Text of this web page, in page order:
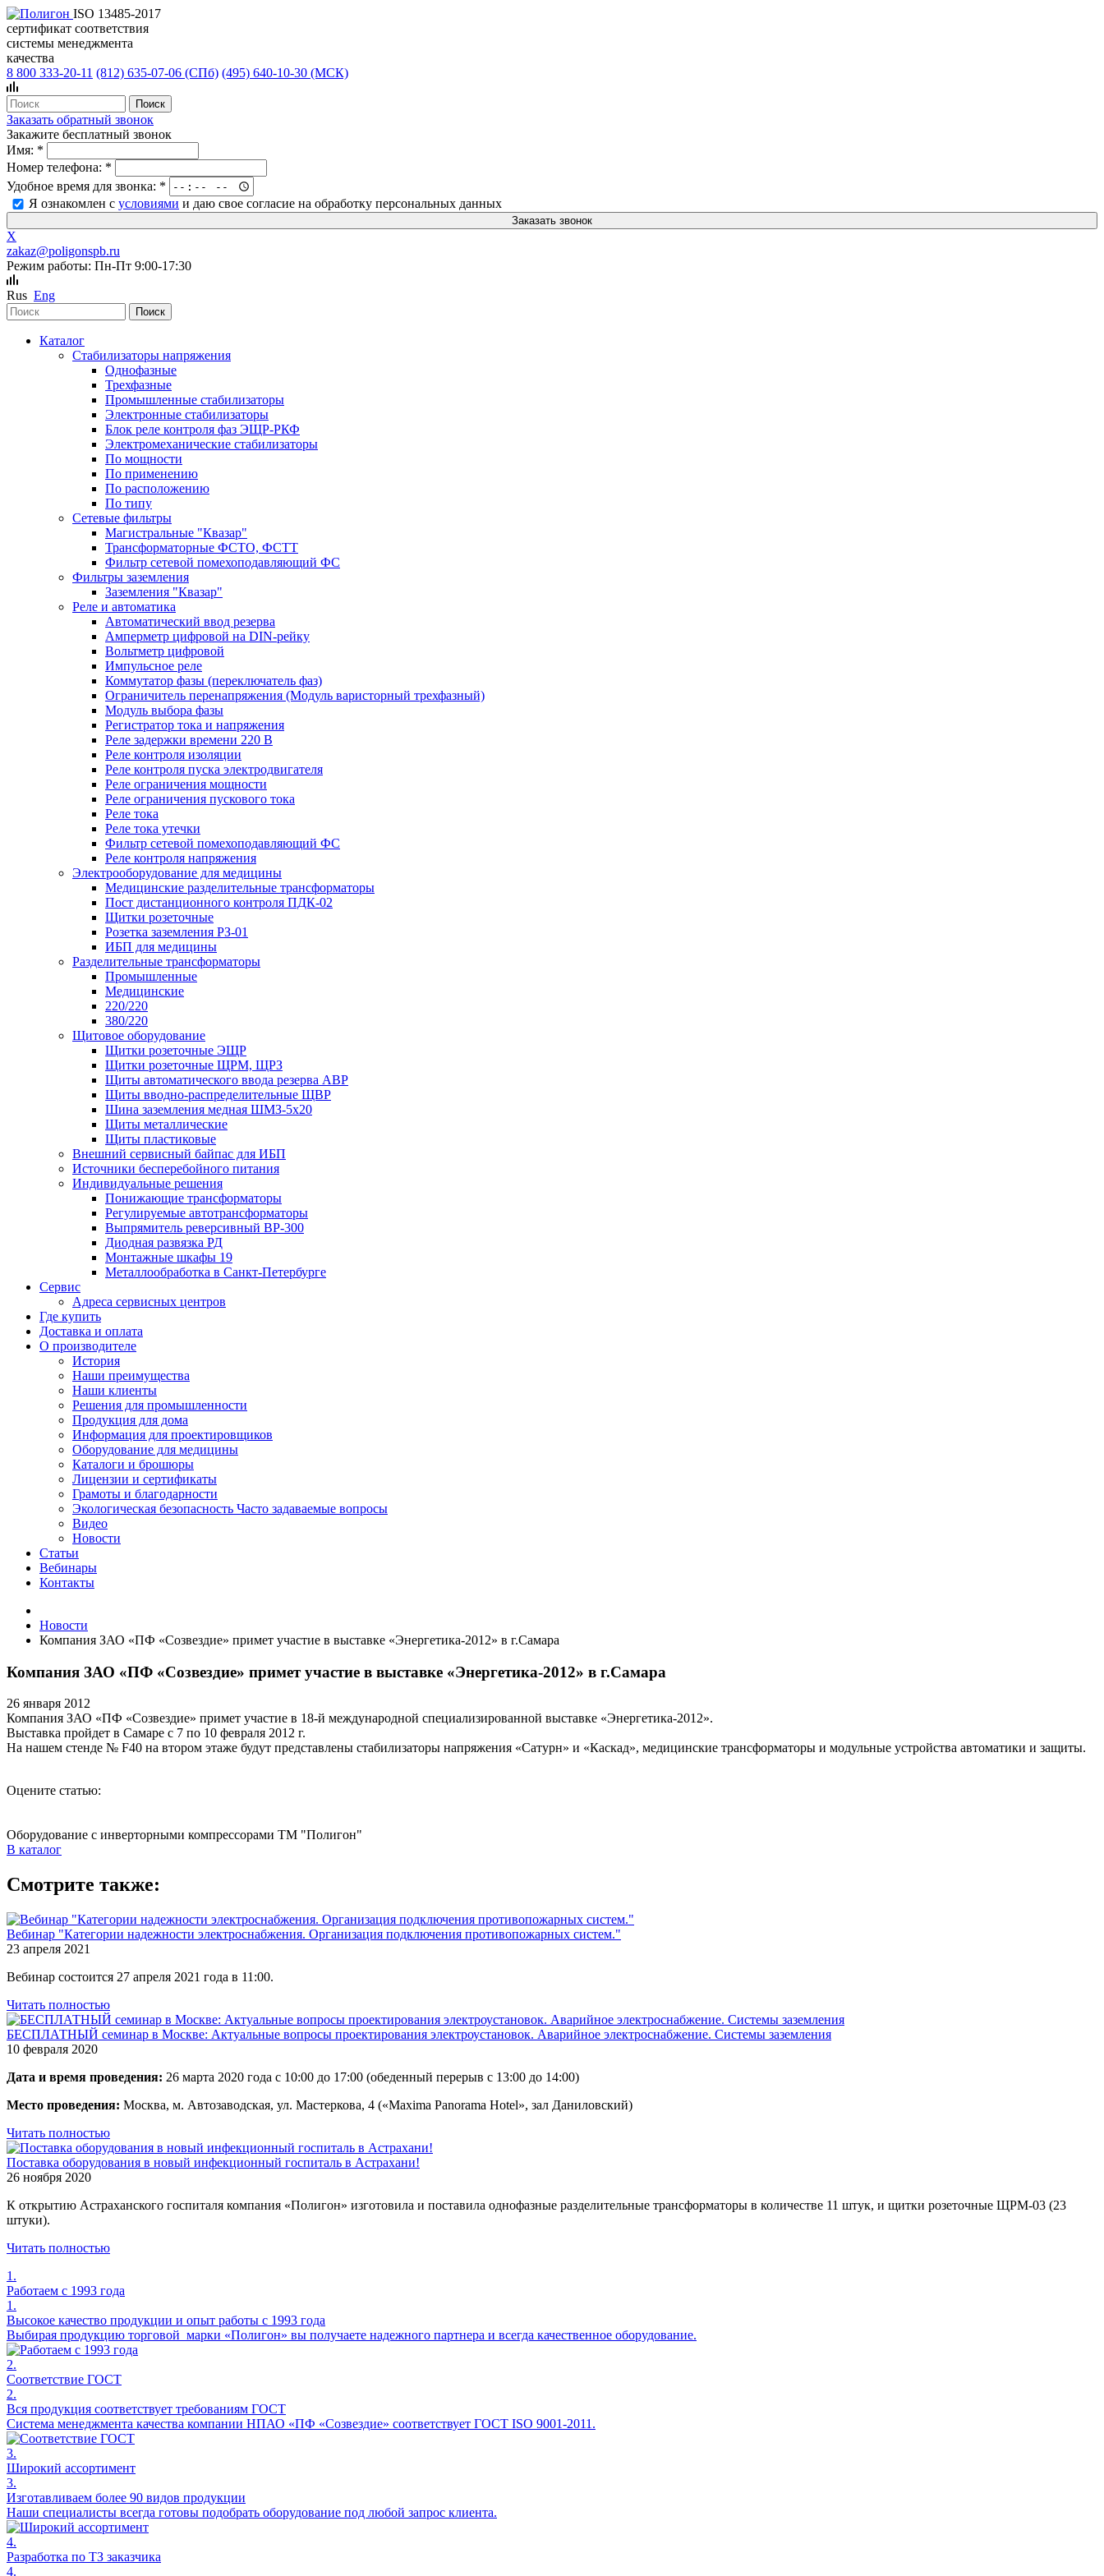
ISO 13485-2017
сертификат соответствия
системы менеджмента
качества
8 800 333-20-11 (812) 635-07-06 (СПб) (495) 640-10-30 (МСК)
Заказать обратный звонок
Закажите бесплатный звонок
Имя: *
Номер телефона: *
Удобное время для звонка: *
Я ознакомлен с условиями и даю свое согласие на обработку персональных данных
X
zakaz@poligonspb.ru
Режим работы: Пн-Пт 9:00-17:30
Rus Eng
Каталог
Стабилизаторы напряжения
Однофазные
Трехфазные
Промышленные стабилизаторы
Электронные стабилизаторы
Блок реле контроля фаз ЭЩР-РКФ
Электромеханические стабилизаторы
По мощности
По применению
По расположению
По типу
Сетевые фильтры
Магистральные "Квазар"
Трансформаторные ФСТО, ФСТТ
Фильтр сетевой помехоподавляющий ФС
Фильтры заземления
Заземления "Квазар"
Реле и автоматика
Автоматический ввод резерва
Амперметр цифровой на DIN-рейку
Вольтметр цифровой
Импульсное реле
Коммутатор фазы (переключатель фаз)
Ограничитель перенапряжения (Модуль варисторный трехфазный)
Модуль выбора фазы
Регистратор тока и напряжения
Реле задержки времени 220 В
Реле контроля изоляции
Реле контроля пуска электродвигателя
Реле ограничения мощности
Реле ограничения пускового тока
Реле тока
Реле тока утечки
Фильтр сетевой помехоподавляющий ФС
Реле контроля напряжения
Электрооборудование для медицины
Медицинские разделительные трансформаторы
Пост дистанционного контроля ПДК-02
Щитки розеточные
Розетка заземления РЗ-01
ИБП для медицины
Разделительные трансформаторы
Промышленные
Медицинские
220/220
380/220
Щитовое оборудование
Щитки розеточные ЭЩР
Щитки розеточные ЩРМ, ЩРЗ
Щиты автоматического ввода резерва АВР
Щиты вводно-распределительные ЩВР
Шина заземления медная ШМЗ-5х20
Щиты металлические
Щиты пластиковые
Внешний сервисный байпас для ИБП
Источники бесперебойного питания
Индивидуальные решения
Понижающие трансформаторы
Регулируемые автотрансформаторы
Выпрямитель реверсивный ВР-300
Диодная развязка РД
Монтажные шкафы 19
Металлообработка в Санкт-Петербурге
Сервис
Адреса сервисных центров
Где купить
Доставка и оплата
О производителе
История
Наши преимущества
Наши клиенты
Решения для промышленности
Продукция для дома
Информация для проектировщиков
Оборудование для медицины
Каталоги и брошюры
Лицензии и сертификаты
Грамоты и благодарности
Экологическая безопасность Часто задаваемые вопросы
Видео
Новости
Статьи
Вебинары
Контакты
Новости
Компания ЗАО «ПФ «Созвездие» примет участие в выставке «Энергетика-2012» в г.Самара
Компания ЗАО «ПФ «Созвездие» примет участие в выставке «Энергетика-2012» в г.Самара
26 января 2012
Компания ЗАО «ПФ «Созвездие» примет участие в 18-й международной специализированной выставке «Энергетика-2012».
Выставка пройдет в Самаре с 7 по 10 февраля 2012 г.
На нашем стенде № F40 на втором этаже будут представлены стабилизаторы напряжения «Сатурн» и «Каскад», медицинские трансформаторы и модульные устройства автоматики и защиты.
Оцените статью:
Оборудование с инверторными компрессорами ТМ "Полигон"
В каталог
Смотрите также:
Вебинар "Категории надежности электроснабжения. Организация подключения противопожарных систем."
23 апреля 2021
Вебинар состоится 27 апреля 2021 года в 11:00.
Читать полностью
БЕСПЛАТНЫЙ семинар в Москве: Актуальные вопросы проектирования электроустановок. Аварийное электроснабжение. Системы заземления
10 февраля 2020
Дата и время проведения: 26 марта 2020 года с 10:00 до 17:00 (обеденный перерыв с 13:00 до 14:00)
Место проведения: Москва, м. Автозаводская, ул. Мастеркова, 4 («Maxima Panorama Hotel», зал Даниловский)
Читать полностью
Поставка оборудования в новый инфекционный госпиталь в Астрахани!
26 ноября 2020
К открытию Астраханского госпиталя компания «Полигон» изготовила и поставила однофазные разделительные трансформаторы в количестве 11 штук, и щитки розеточные ЩРМ-03 (23
штуки).
Читать полностью
1.
Работаем с 1993 года
1.
Высокое качество продукции и опыт работы с 1993 года
Выбирая продукцию торговой марки «Полигон» вы получаете надежного партнера и всегда качественное оборудование.
2.
Соответствие ГОСТ
2.
Вся продукция соответствует требованиям ГОСТ
Система менеджмента качества компании НПАО «ПФ «Созвездие» соответствует ГОСТ ISO 9001-2011.
3.
Широкий ассортимент
3.
Изготавливаем более 90 видов продукции
Наши специалисты всегда готовы подобрать оборудование под любой запрос клиента.
4.
Разработка по ТЗ заказчика
4.